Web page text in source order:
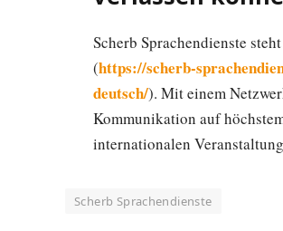
Scherb Sprachendienste
(https://scherb-
deutsch/). Mit einem
Kommunikation auf
internationalen
Scherb Sprachendienste